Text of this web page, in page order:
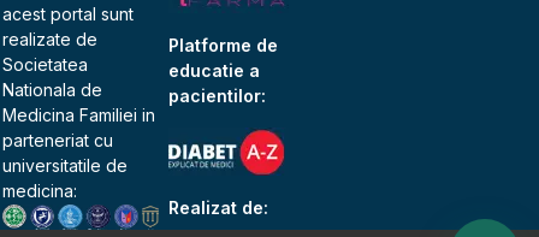
acest portal sunt
realizate de
Societatea
Nationala de
Medicina Familiei in
parteneriat cu
universitatile de
medicina:
Platforme de
educatie a
pacientilor:
Realizat de: